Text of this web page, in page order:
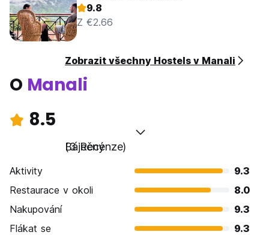
9.8
Z €2.66
Zobrazit všechny Hostels v Manali
O Manali
8.5
Báječný
(3 Recenze)
Aktivity
9.3
Restaurace v okoli
8.0
Nakupování
9.3
Flákat se
9.3